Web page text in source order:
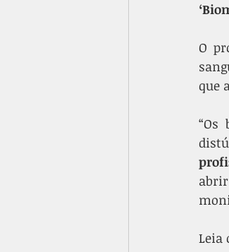
O
que
“Os
Leia